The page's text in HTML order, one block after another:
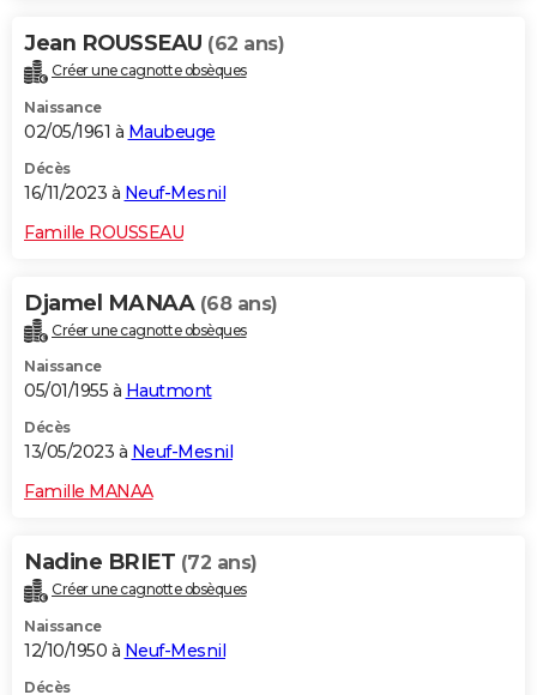
Jean ROUSSEAU (62 ans)
Créer une cagnotte obsèques
Naissance
02/05/1961 à Maubeuge
Décès
16/11/2023 à Neuf-Mesnil
Famille ROUSSEAU
Djamel MANAA (68 ans)
Créer une cagnotte obsèques
Naissance
05/01/1955 à Hautmont
Décès
13/05/2023 à Neuf-Mesnil
Famille MANAA
Nadine BRIET (72 ans)
Créer une cagnotte obsèques
Naissance
12/10/1950 à Neuf-Mesnil
Décès